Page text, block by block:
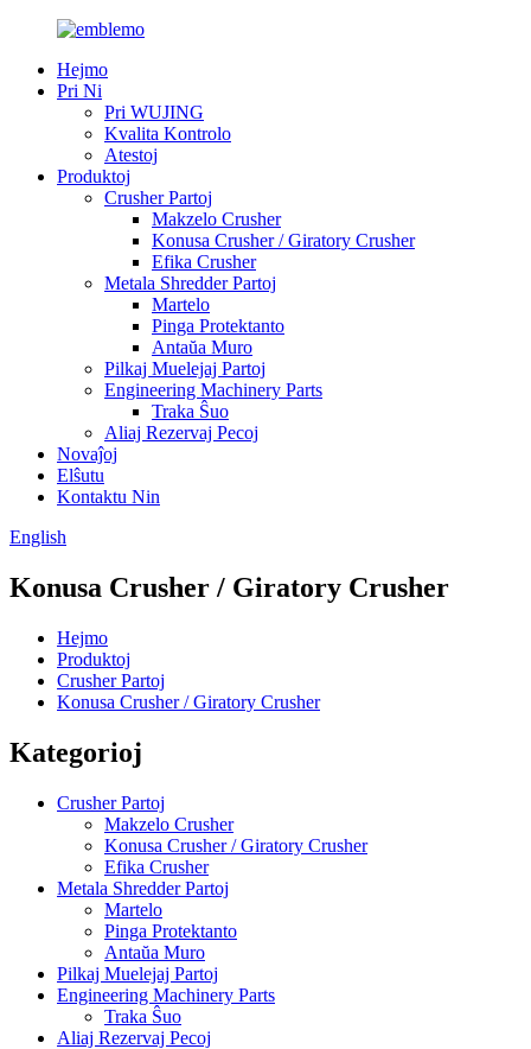
Hejmo
Pri Ni
Pri WUJING
Kvalita Kontrolo
Atestoj
Produktoj
Crusher Partoj
Makzelo Crusher
Konusa Crusher / Giratory Crusher
Efika Crusher
Metala Shredder Partoj
Martelo
Pinga Protektanto
Antaŭa Muro
Pilkaj Muelejaj Partoj
Engineering Machinery Parts
Traka Ŝuo
Aliaj Rezervaj Pecoj
Novaĵoj
Elŝutu
Kontaktu Nin
English
Konusa Crusher / Giratory Crusher
Hejmo
Produktoj
Crusher Partoj
Konusa Crusher / Giratory Crusher
Kategorioj
Crusher Partoj
Makzelo Crusher
Konusa Crusher / Giratory Crusher
Efika Crusher
Metala Shredder Partoj
Martelo
Pinga Protektanto
Antaŭa Muro
Pilkaj Muelejaj Partoj
Engineering Machinery Parts
Traka Ŝuo
Aliaj Rezervaj Pecoj